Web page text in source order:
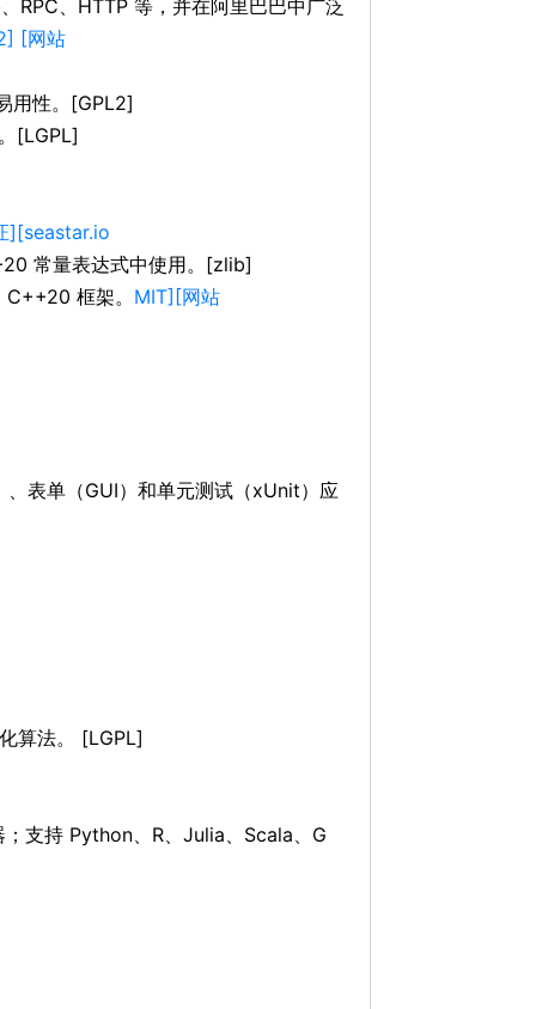
RPC、HTTP 等，并在阿里巴巴中广泛
[网站
用性。[GPL2]
[LGPL]
][seastar.io
常量表达式中使用。[zlib]
框架。 MIT][网站
表单（GUI）和单元测试（xUnit）应
算法。 [LGPL]
支持 Python、R、Julia、Scala、G